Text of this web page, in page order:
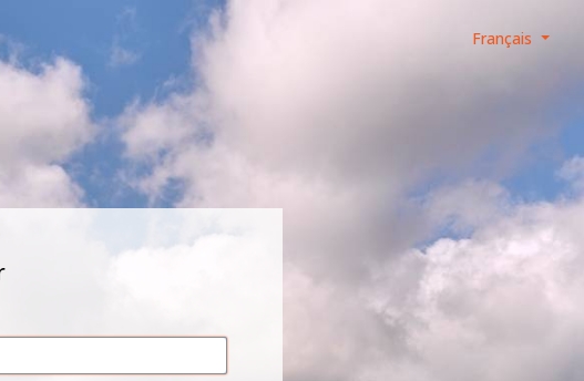
Français